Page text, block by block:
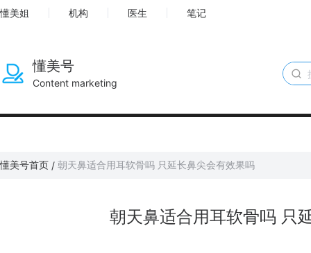
懂美姐 机构 医生 笔记
懂美号
Content marketing
懂美号首页 / 朝天鼻适合用耳软骨吗 只延长鼻尖会有效果吗
朝天鼻适合用耳软骨吗 只